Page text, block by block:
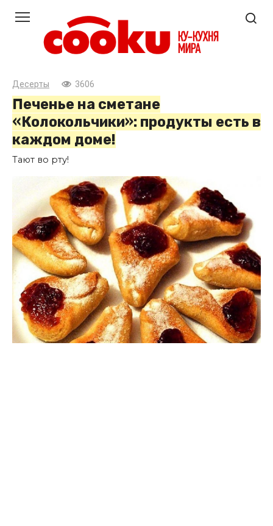
контенту
Десерты 3606
Печенье на сметане
«Колокольчики»: продукты есть в
каждом доме!
Тают во рту!